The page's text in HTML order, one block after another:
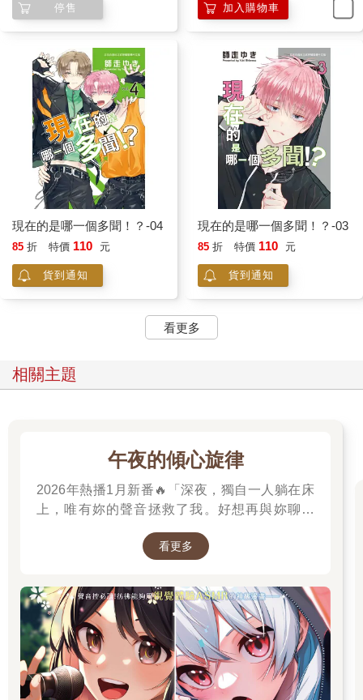
停售 加入購物車
現在的是哪一個多聞！？-04
85 折 特價 110 元
貨到通知
現在的是哪一個多聞！？-03
85 折 特價 110 元
貨到通知
看更多
相關主題
午夜的傾心旋律
2026年熱播1月新番🔥「深夜，獨自一人躺在床
上，唯有妳的聲音拯救了我。好想再與妳聊一
次，我有話想對妳說。」高二的山吹有栖一直在
尋找一個長相成謎、本名不詳，化名為「阿波
看更多